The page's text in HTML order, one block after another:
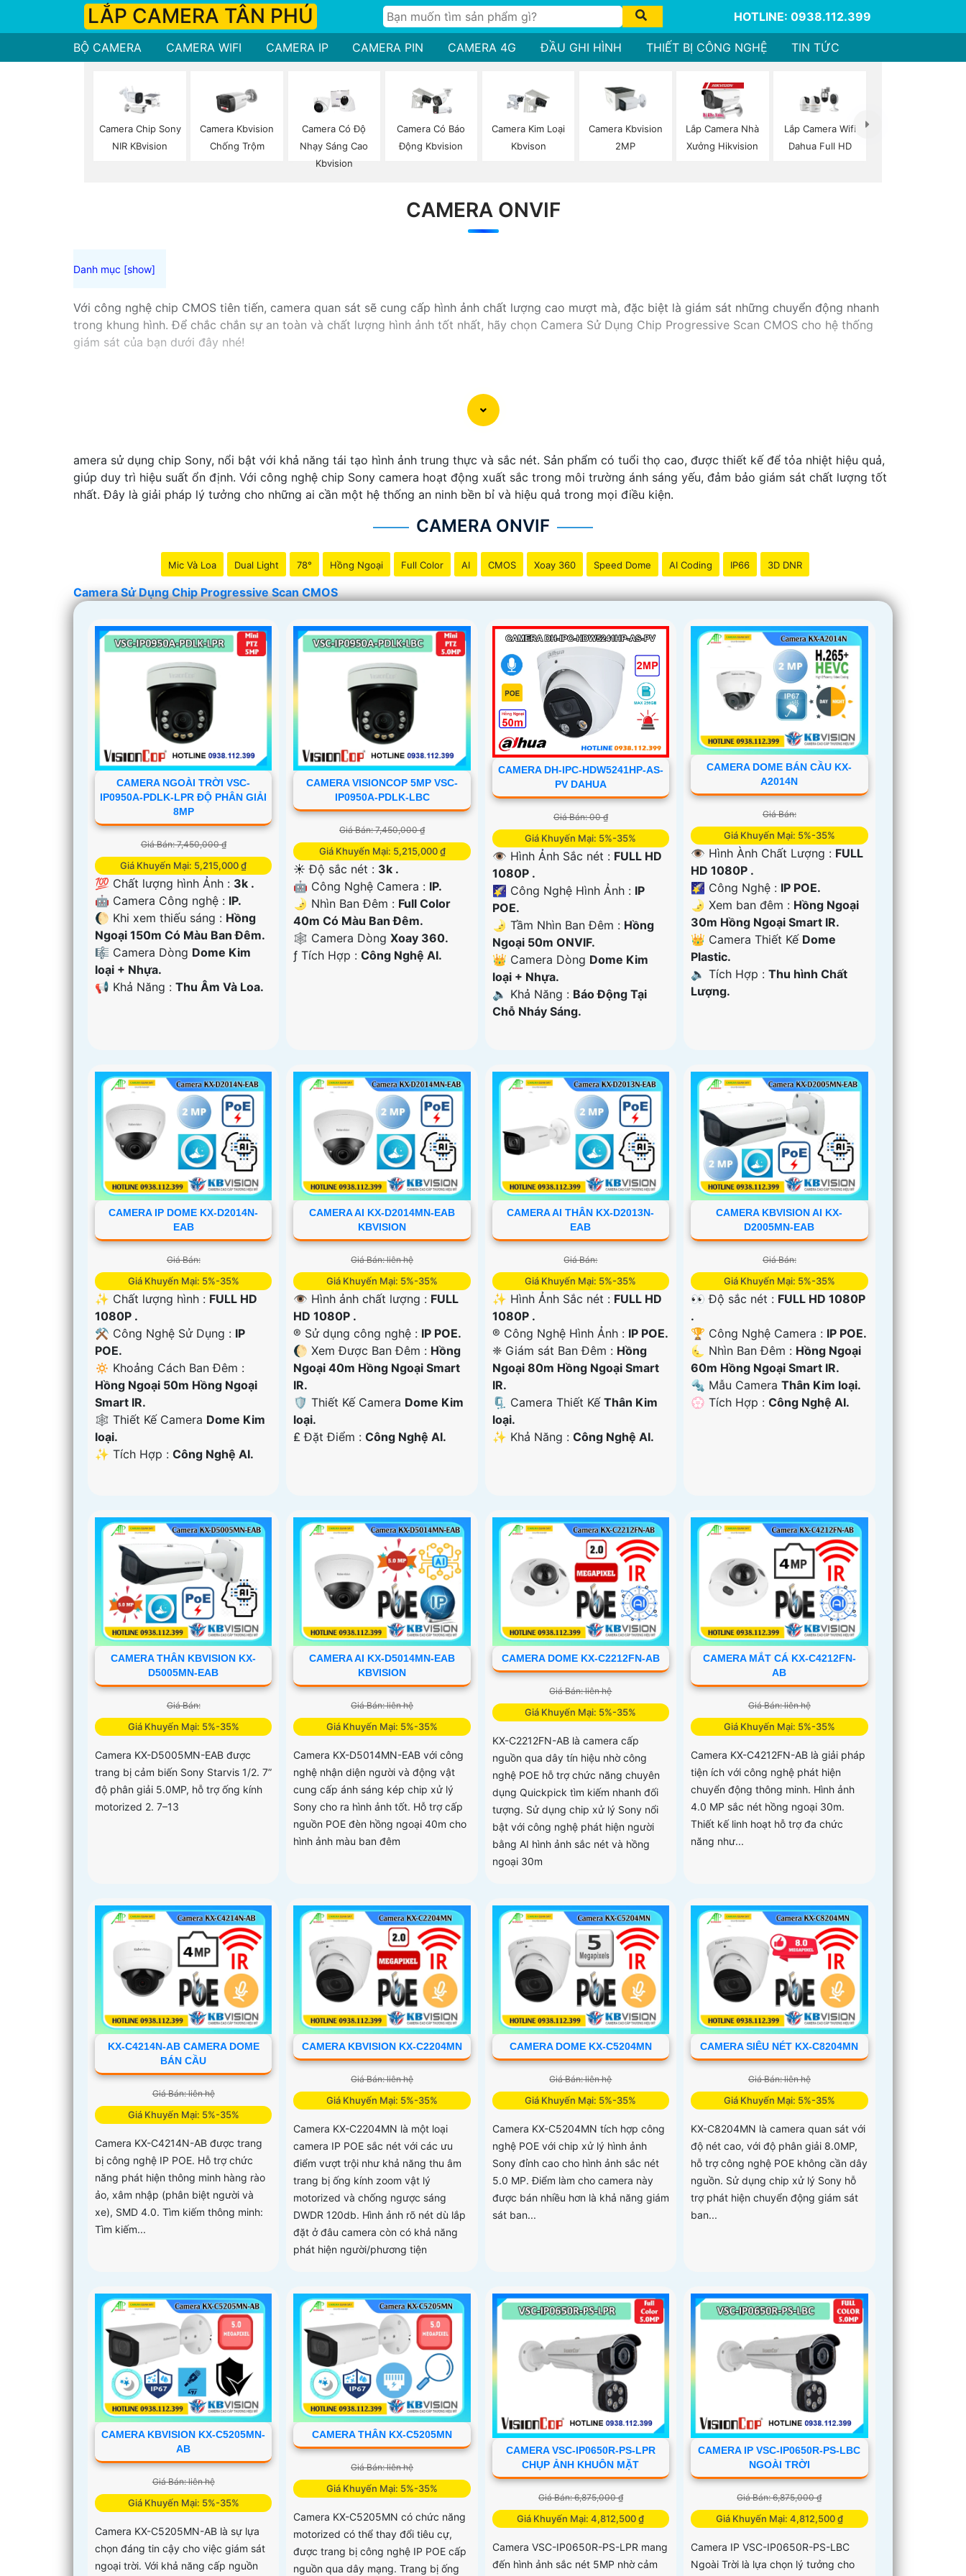
LẮP CAMERA TÂN PHÚ HOTLINE: 0938.112.399
BỘ CAMERA CAMERA WIFI CAMERA IP CAMERA PIN CAMERA 4G ĐẦU GHI HÌNH THIẾT BỊ CÔNG NGHỆ TIN TỨC
Camera Chip Sony
NIR KBvision
Camera Kbvision
Chống Trộm
Camera Có Độ
Nhạy Sáng Cao
Kbvision
Camera Có Báo
Động Kbvision
Camera Kim Loại
Kbvison
Camera Kbvision
2MP
Lắp Camera Nhà
Xưởng Hikvision
Lắp Camera Wifi
Dahua Full HD
CAMERA ONVIF
Với công nghệ chip CMOS tiên tiến, camera quan sát sẽ cung cấp hình ảnh chất lượng cao mượt mà, đặc biệt là giám sát những chuyển động nhanh
trong khung hình. Để chắc chắn sự an toàn và chất lượng hình ảnh tốt nhất, hãy chọn Camera Sử Dụng Chip Progressive Scan CMOS cho hệ thống
giám sát của bạn dưới đây nhé!
amera sử dụng chip Sony, nổi bật với khả năng tái tạo hình ảnh trung thực và sắc nét. Sản phẩm có tuổi thọ cao, được thiết kế để tỏa nhiệt hiệu quả,
giúp duy trì hiệu suất ổn định. Với công nghệ chip Sony camera hoạt động xuất sắc trong môi trường ánh sáng yếu, đảm bảo giám sát chất lượng tốt
nhất. Đây là giải pháp lý tưởng cho những ai cần một hệ thống an ninh bền bỉ và hiệu quả trong mọi điều kiện.
CAMERA ONVIF
Mic Và Loa Dual Light 78° Hồng Ngoại Full Color AI CMOS Xoay 360 Speed Dome AI Coding IP66 3D DNR
Camera Sử Dụng Chip Progressive Scan CMOS
CAMERA NGOÀI TRỜI VSC-
IP0950A-PDLK-LPR ĐỘ PHÂN GIẢI
8MP
Giá Bán: 7,450,000 ₫
Giá Khuyến Mại: 5,215,000 ₫
💯 Chất lượng hình Ảnh : 3k .
🤖️ Camera Công nghệ : IP.
🌔 Khi xem thiếu sáng : Hồng
Ngoại 150m Có Màu Ban Ðêm.
🎼️ Camera Dòng Dome Kim
loại + Nhựa.
️📢 Khả Năng : Thu Âm Và Loa.
CAMERA VISIONCOP 5MP VSC-
IP0950A-PDLK-LBC
Giá Bán: 7,450,000 ₫
Giá Khuyến Mại: 5,215,000 ₫
☀️ Độ sắc nét : 3k .
🤖️ Công Nghệ Camera : IP.
🌛 Nhìn Ban Đêm : Full Color
40m Có Màu Ban Ðêm.
🕸️ Camera DòngXoay 360.
️ƒ Tích Hợp :Công Nghệ AI.
CAMERA DH-IPC-HDW5241HP-AS-
PV DAHUA
Giá Bán: 00 ₫
Giá Khuyến Mại: 5%-35%
👁 Hình Ảnh Sắc nét : FULL HD
1080P .
🌠 Công Nghệ Hình Ảnh : IP
POE.
🌛 Tầm Nhìn Ban Đêm : Hồng
Ngoại 50m ONVIF.
👑 Camera Dòng Dome Kim
loại + Nhựa.
️🔈 Khả Năng : Báo Động Tại
Chỗ Nháy Sáng.
CAMERA DOME BÁN CẦU KX-
A2014N
Giá Bán:
Giá Khuyến Mại: 5%-35%
👁 Hình Ành Chất Lượng : FULL
HD 1080P .
🌠 Công Nghệ : IP POE.
🌛 Xem ban đêm : Hồng Ngoại
30m Hồng Ngoại Smart IR.
👑 Camera Thiết Kế Dome
Plastic.
️🔈 Tích Hợp :Thu hình Chất
Lượng.
CAMERA IP DOME KX-D2014N-
EAB
Giá Bán:
Giá Khuyến Mại: 5%-35%
✨ Chất lượng hình : FULL HD
1080P .
⚒ Công Nghệ Sử Dụng : IP
POE.
🔅 Khoảng Cách Ban Đêm :
Hồng Ngoại 50m Hồng Ngoại
Smart IR.
🕸️ Thiết Kế Camera Dome Kim
loại.
️✨ Tích Hợp : Công Nghệ AI.
CAMERA AI KX-D2014MN-EAB
KBVISION
Giá Bán: liên hệ
Giá Khuyến Mại: 5%-35%
👁 Hình ảnh chất lượng : FULL
HD 1080P .
®️ Sử dụng công nghệ : IP POE.
🌔 Xem Được Ban Đêm : Hồng
Ngoại 40m Hồng Ngoại Smart
IR.
🛡 Thiết Kế Camera Dome Kim
loại.
️₤ Đặt Điểm :Công Nghệ AI.
CAMERA AI THÂN KX-D2013N-
EAB
Giá Bán:
Giá Khuyến Mại: 5%-35%
✨ Hình Ảnh Sắc nét : FULL HD
1080P .
®️ Công Nghệ Hình Ảnh : IP POE.
❈ Giám sát Ban Đêm : Hồng
Ngoại 80m Hồng Ngoại Smart
IR.
🗜️ Camera Thiết Kế Thân Kim
loại.
️✨ Khả Năng : Công Nghệ AI.
CAMERA KBVISION AI KX-
D2005MN-EAB
Giá Bán:
Giá Khuyến Mại: 5%-35%
👀 Độ sắc nét : FULL HD 1080P
.
🏆 Công Nghệ Camera : IP POE.
🌜 Nhìn Ban Đêm : Hồng Ngoại
60m Hồng Ngoại Smart IR.
🔩 Mẫu CameraThân Kim loại.
️💮 Tích Hợp :Công Nghệ AI.
CAMERA THÂN KBVISION KX-
D5005MN-EAB
Giá Bán:
Giá Khuyến Mại: 5%-35%
Camera KX-D5005MN-EAB được
trang bị cảm biến Sony Starvis 1/2. 7”
độ phân giải 5.0MP, hỗ trợ ống kính
motorized 2. 7–13
CAMERA AI KX-D5014MN-EAB
KBVISION
Giá Bán: liên hệ
Giá Khuyến Mại: 5%-35%
Camera KX-D5014MN-EAB với công
nghệ nhận diện người và động vật
cung cấp ánh sáng kép chip xử lý
Sony cho ra hình ảnh tốt. Hỗ trợ cấp
nguồn POE đèn hồng ngoại 40m cho
hình ảnh màu ban đêm
CAMERA DOME KX-C2212FN-AB
Giá Bán: liên hệ
Giá Khuyến Mại: 5%-35%
KX-C2212FN-AB là camera cấp
nguồn qua dây tín hiệu nhờ công
nghệ POE hỗ trợ chức năng chuyên
dụng Quickpick tìm kiếm nhanh đối
tượng. Sử dụng chip xử lý Sony nổi
bật với công nghệ phát hiện người
bằng AI hình ảnh sắc nét và hồng
ngoại 30m
CAMERA MẮT CÁ KX-C4212FN-
AB
Giá Bán: liên hệ
Giá Khuyến Mại: 5%-35%
Camera KX-C4212FN-AB là giải pháp
tiện ích với công nghệ phát hiện
chuyển động thông minh. Hình ảnh
4.0 MP sắc nét hồng ngoại 30m.
Thiết kế linh hoạt hỗ trợ đa chức
năng như...
KX-C4214N-AB CAMERA DOME
BÁN CẦU
Giá Bán: liên hệ
Giá Khuyến Mại: 5%-35%
Camera KX-C4214N-AB được trang
bị công nghệ IP POE. Hỗ trợ chức
năng phát hiện thông minh hàng rào
ảo, xâm nhập (phân biệt người và
xe), SMD 4.0. Tìm kiếm thông minh:
Tìm kiếm...
CAMERA KBVISION KX-C2204MN
Giá Bán: liên hệ
Giá Khuyến Mại: 5%-35%
Camera KX-C2204MN là một loại
camera IP POE sắc nét với các ưu
điểm vượt trội như khả năng thu âm
trang bị ống kính zoom vật lý
motorized và chống ngược sáng
DWDR 120db. Hình ảnh rõ nét dù lắp
đặt ở đâu camera còn có khả năng
phát hiện người/phương tiện
CAMERA DOME KX-C5204MN
Giá Bán: liên hệ
Giá Khuyến Mại: 5%-35%
Camera KX-C5204MN tích hợp công
nghệ POE với chip xử lý hình ảnh
Sony đỉnh cao cho hình ảnh sắc nét
5.0 MP. Điểm làm cho camera này
được bán nhiều hơn là khả năng giám
sát ban...
CAMERA SIÊU NÉT KX-C8204MN
Giá Bán: liên hệ
Giá Khuyến Mại: 5%-35%
KX-C8204MN là camera quan sát với
độ nét cao, với độ phân giải 8.0MP,
hỗ trợ công nghệ POE không cần dây
nguồn. Sử dụng chip xử lý Sony hỗ
trợ phát hiện chuyển động giám sát
ban...
CAMERA KBVISION KX-C5205MN-
AB
Giá Bán: liên hệ
Giá Khuyến Mại: 5%-35%
Camera KX-C5205MN-AB là sự lựa
chọn đáng tin cậy cho việc giám sát
ngoại trời. Với khả năng cấp nguồn
CAMERA THÂN KX-C5205MN
Giá Bán: liên hệ
Giá Khuyến Mại: 5%-35%
Camera KX-C5205MN có chức năng
motorized có thể thay đổi tiêu cự,
được trang bị công nghệ IP POE cấp
nguồn qua dây mạng. Trang bị ống
CAMERA VSC-IP0650R-PS-LPR
CHỤP ẢNH KHUÔN MẶT
Giá Bán: 6,875,000 ₫
Giá Khuyến Mại: 4,812,500 ₫
Camera VSC-IP0650R-PS-LPR mang
đến hình ảnh sắc nét 5MP nhờ cảm
CAMERA IP VSC-IP0650R-PS-LBC
NGOÀI TRỜI
Giá Bán: 6,875,000 ₫
Giá Khuyến Mại: 4,812,500 ₫
Camera IP VSC-IP0650R-PS-LBC
Ngoài Trời là lựa chọn lý tưởng cho